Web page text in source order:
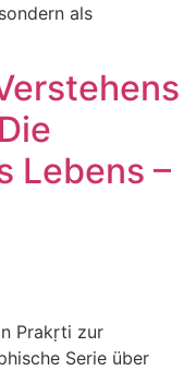
als
Lebens –
Prakṛti zur
Serie über